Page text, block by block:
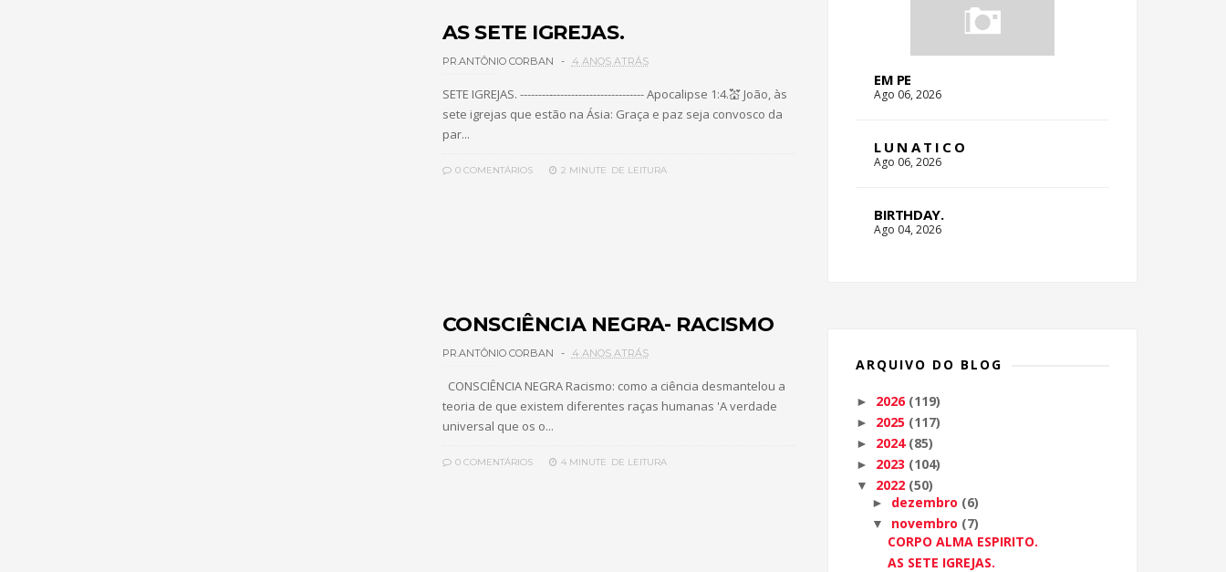
AS SETE IGREJAS.
PR.ANTÔNIO CORBAN 4 ANOS ATRÁS
SETE IGREJAS. --------‐------------------------- Apocalipse 1:4.💒 João, às
sete igrejas que estão na Ásia: Graça e paz seja convosco da
par...
0 COMENTÁRIOS 2 MINUTE DE LEITURA
CONSCIÊNCIA NEGRA- RACISMO
PR.ANTÔNIO CORBAN 4 ANOS ATRÁS
CONSCIÊNCIA NEGRA Racismo: como a ciência desmantelou a
teoria de que existem diferentes raças humanas 'A verdade
universal que os o...
0 COMENTÁRIOS 4 MINUTE DE LEITURA
EM PE
Ago 06, 2026
L U N A T I C O
Ago 06, 2026
BIRTHDAY.
Ago 04, 2026
ARQUIVO DO BLOG
► 2026 (119)
► 2025 (117)
► 2024 (85)
► 2023 (104)
▼ 2022 (50)
► dezembro (6)
▼ novembro (7)
CORPO ALMA ESPIRITO.
AS SETE IGREJAS.